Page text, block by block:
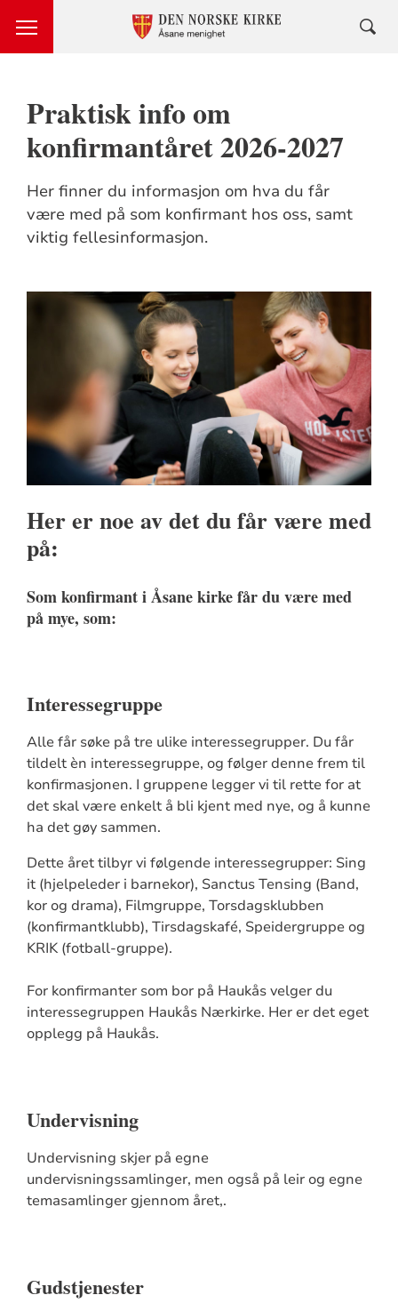
Praktisk info om
konfirmantåret 2026-2027
Her finner du informasjon om hva du får
være med på som konfirmant hos oss, samt
viktig fellesinformasjon.
Her er noe av det du får være med
på:
Som konfirmant i Åsane kirke får du være med
på mye, som:
Interessegruppe
Alle får søke på tre ulike interessegrupper. Du får
tildelt èn interessegruppe, og følger denne frem til
konfirmasjonen. I gruppene legger vi til rette for at
det skal være enkelt å bli kjent med nye, og å kunne
ha det gøy sammen.
Dette året tilbyr vi følgende interessegrupper: Sing
it (hjelpeleder i barnekor), Sanctus Tensing (Band,
kor og drama), Filmgruppe, Torsdagsklubben
(konfirmantklubb), Tirsdagskafé, Speidergruppe og
KRIK (fotball-gruppe).
For konfirmanter som bor på Haukås velger du
interessegruppen Haukås Nærkirke. Her er det eget
opplegg på Haukås.
Undervisning
Undervisning skjer på egne
undervisningssamlinger, men også på leir og egne
temasamlinger gjennom året,.
Gudstjenester